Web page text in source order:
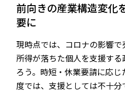
前向きの産業構造変化
要に
現時点では、コロナの影響で
所得が落ちた個人を支援す
ろう。時短・休業要請に応
度では、支援としては不十